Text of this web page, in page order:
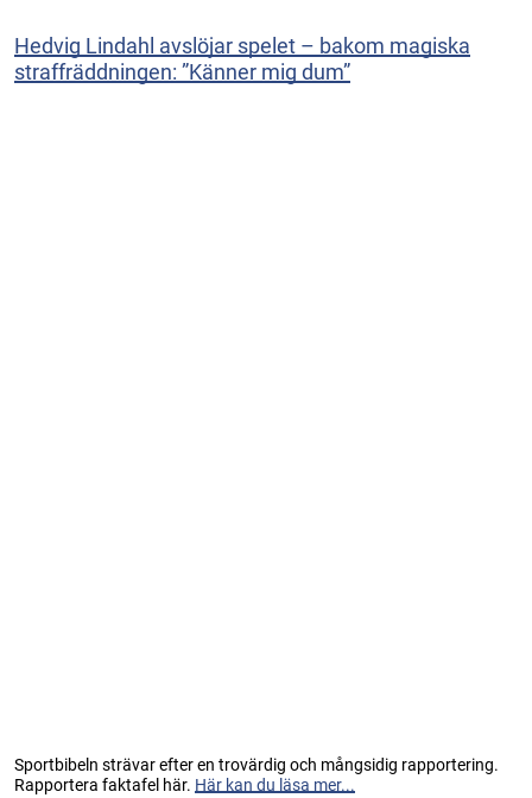
Hedvig Lindahl avslöjar spelet – bakom magiska
straffräddningen: ”Känner mig dum”
Sportbibeln strävar efter en trovärdig och mångsidig rapportering.
Rapportera faktafel här. Här kan du läsa mer...